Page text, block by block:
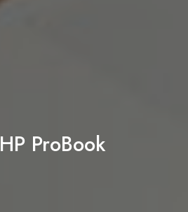
HP ProBook